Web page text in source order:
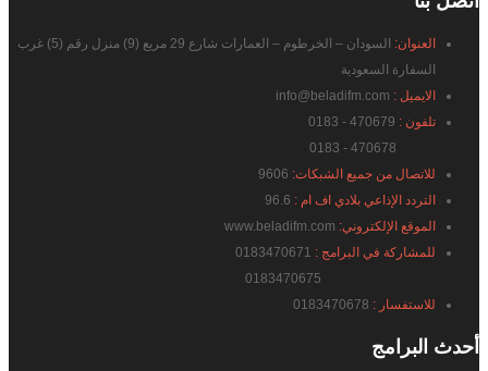
العنوان:
السودان – الخرطوم – العمارات شارع 29 مربع (9) منزل رقم (5) غرب
السفارة السعودية
الايميل :
تلفون :
للاتصال من جميع الشبكات:
التردد الإذاعي بلادي اف ام :
الموقع الإلكتروني:
للمشاركة في البرامج :
للاستفسار :
أحدث البرامج